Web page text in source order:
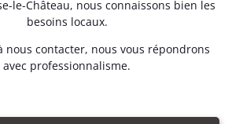
le-Château, nous connaissons bien les
besoins locaux.
nous contacter, nous vous répondrons
avec professionnalisme.